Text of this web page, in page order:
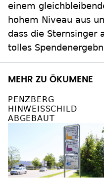
einem
hohem Niveau aus
dass die Sternsinger
tolles
MEHR ZU ÖKUMENE
PENZBERG
HINWEISSCHILD
ABGEBAUT